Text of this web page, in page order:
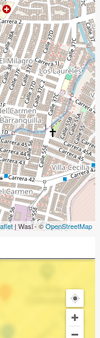
| Wasi - ©OpenStreetMap